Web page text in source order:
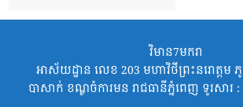
វិមាន7មករា
អាស័យដ្ឋាន លេខ 203 មហាវិថីព្រះនរោត្តម ភូ
បាសាក់ ខណ្ឌចំការមន រាជធានីភ្នំពេញ ទូរស